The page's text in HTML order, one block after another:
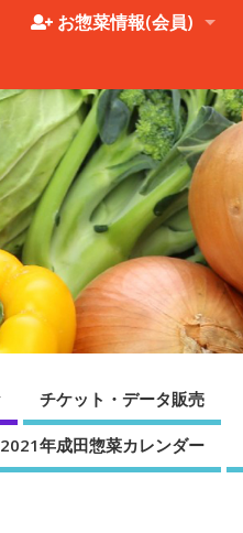
お惣菜情報(会員)
チケット・データ販売
2021年成田惣菜カレンダー